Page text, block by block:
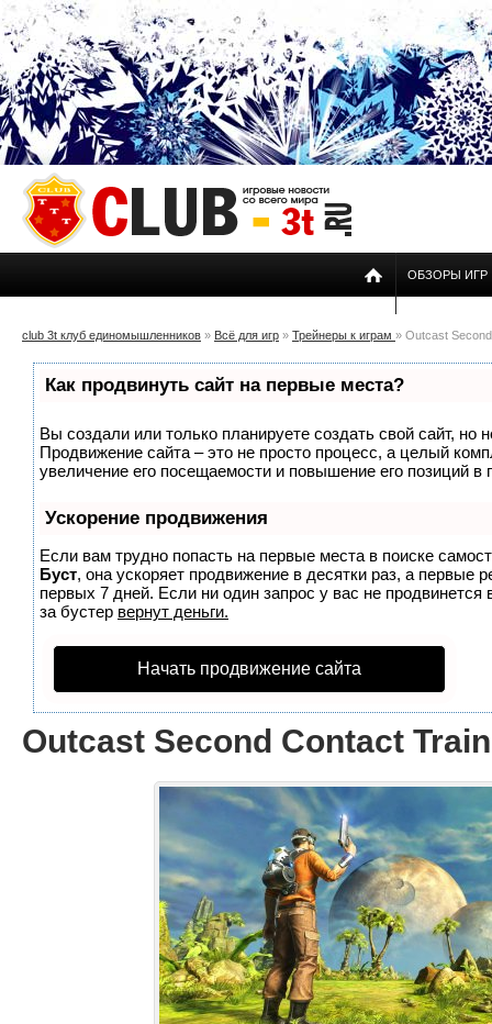
ОБЗОРЫ ИГР
club 3t клуб единомышленников » Всё для игр » Трейнеры к играм » Outcast
Как продвинуть сайт на первые места?
Вы создали или только планируете создать свой сайт, но
Продвижение сайта – это не просто процесс, а целый
увеличение его посещаемости и повышение его позиций в
Ускорение продвижения
Если вам трудно попасть на первые места в поиске
Буст, она ускоряет продвижение в десятки раз, а первые
первых 7 дней. Если ни один запрос у вас не продвинется
за бустер вернут деньги.
Начать продвижение сайта
Outcast Second Contact